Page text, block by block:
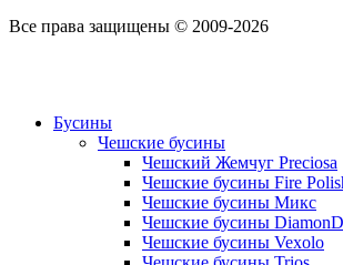
Все права защищены © 2009-2026
Бусины
Чешские бусины
Чешский Жемчуг Preciosa
Чешские бусины Fire
Чешские бусины Микс
Чешские бусины
Чешские бусины Vexolo